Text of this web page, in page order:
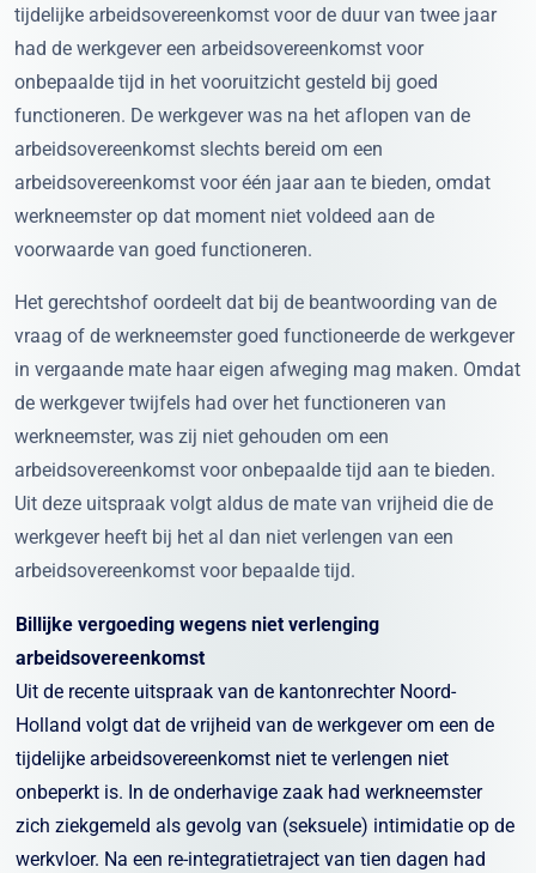
tijdelijke arbeidsovereenkomst voor de duur van twee jaar
had de werkgever een arbeidsovereenkomst voor
onbepaalde tijd in het vooruitzicht gesteld bij goed
functioneren. De werkgever was na het aflopen van de
arbeidsovereenkomst slechts bereid om een
arbeidsovereenkomst voor één jaar aan te bieden, omdat
werkneemster op dat moment niet voldeed aan de
voorwaarde van goed functioneren.
Het gerechtshof oordeelt dat bij de beantwoording van de
vraag of de werkneemster goed functioneerde de werkgever
in vergaande mate haar eigen afweging mag maken. Omdat
de werkgever twijfels had over het functioneren van
werkneemster, was zij niet gehouden om een
arbeidsovereenkomst voor onbepaalde tijd aan te bieden.
Uit deze uitspraak volgt aldus de mate van vrijheid die de
werkgever heeft bij het al dan niet verlengen van een
arbeidsovereenkomst voor bepaalde tijd.
Billijke vergoeding wegens niet verlenging
arbeidsovereenkomst
Uit de recente uitspraak van de kantonrechter Noord-
Holland volgt dat de vrijheid van de werkgever om een de
tijdelijke arbeidsovereenkomst niet te verlengen niet
onbeperkt is. In de onderhavige zaak had werkneemster
zich ziekgemeld als gevolg van (seksuele) intimidatie op de
werkvloer. Na een re-integratietraject van tien dagen had